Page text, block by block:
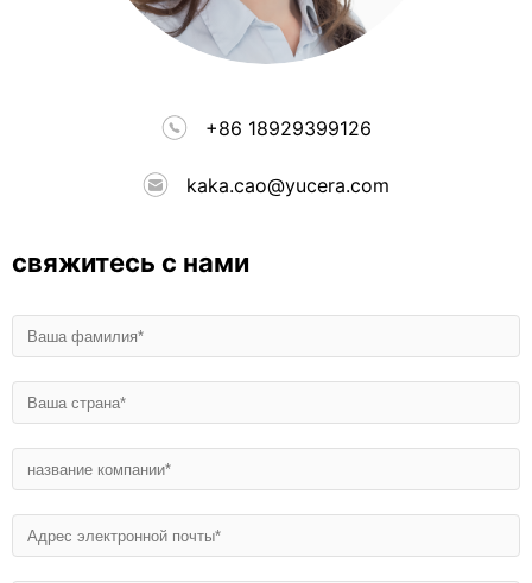
+86 18929399126
kaka.cao@yucera.com
свяжитесь с нами